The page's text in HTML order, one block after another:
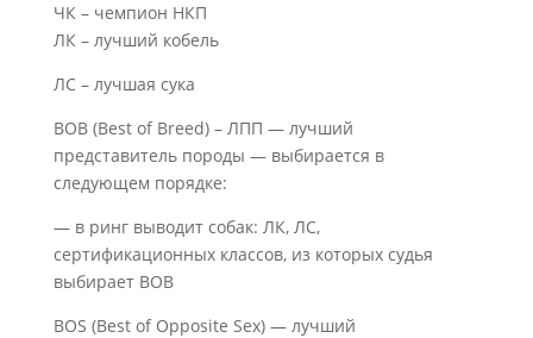
ЧК – чемпион НКП
ЛК – лучший кобель
ЛС – лучшая сука
BOB (Best of Breed) – ЛПП — лучший
представитель породы — выбирается в
следующем порядке:
— в ринг выводит собак: ЛК, ЛС,
сертификационных классов, из которых судья
выбирает ВОВ
ВОS (Best of Opposite Sex) — лучший